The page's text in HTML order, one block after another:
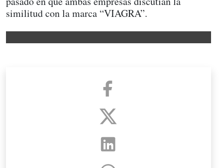
similitud con la marca “VIAGRA”.